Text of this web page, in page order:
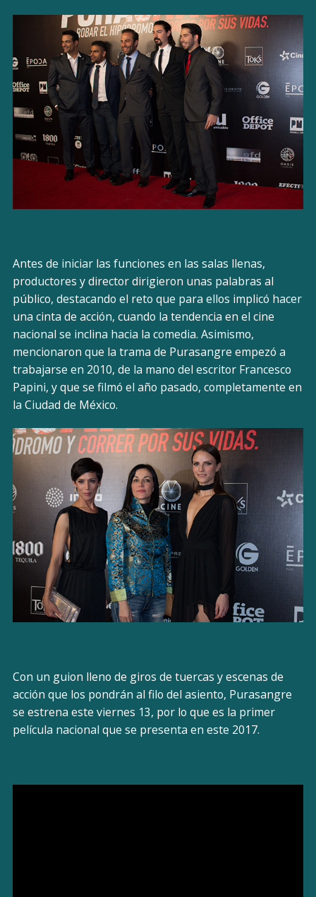
Antes de iniciar las funciones en las salas llenas,
productores y director dirigieron unas palabras al
público, destacando el reto que para ellos implicó hacer
una cinta de acción, cuando la tendencia en el cine
nacional se inclina hacia la comedia. Asimismo,
mencionaron que la trama de Purasangre empezó a
trabajarse en 2010, de la mano del escritor Francesco
Papini, y que se filmó el año pasado, completamente en
la Ciudad de México.
Con un guion lleno de giros de tuercas y escenas de
acción que los pondrán al filo del asiento, Purasangre
se estrena este viernes 13, por lo que es la primer
película nacional que se presenta en este 2017.